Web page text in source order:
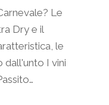
Le
Dry e il
le
dall'unto I vini